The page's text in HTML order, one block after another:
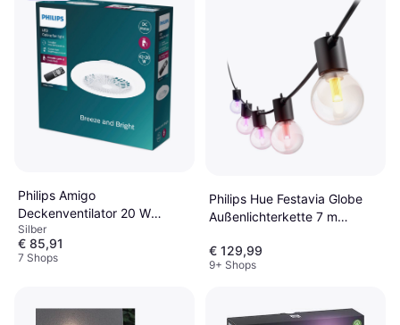
Philips Amigo
Deckenventilator 20 W
490mm x 137mm
Silber
€ 85,91
7 Shops
Philips Hue Festavia Globe
Außenlichterkette 7 m
€ 129,99
9+ Shops